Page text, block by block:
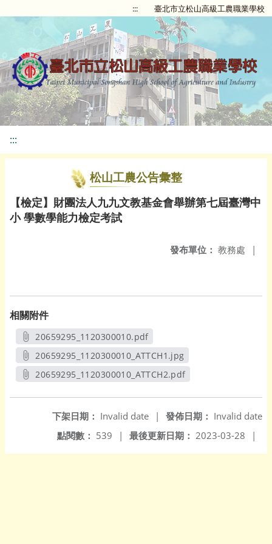
::: 臺北市立松山高級工農職業學校
:::
松山工農公告彙整
【檢定】財團法人九九文教基金會舉辦第七屆臺灣中
小 學數學能力檢定考試
發布單位： 教務處 |
相關附件
20659295_1120300010.pdf
另開新視窗
20659295_1120300010_ATTCH1.jpg
另開新視窗
20659295_1120300010_ATTCH2.pdf
發佈日期： Invalid date
下架日期： Invalid date
|
最後更新日期： 2023-03-28 |
點閱數： 539 |